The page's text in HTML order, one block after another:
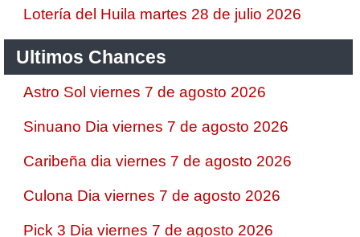
Lotería del Huila martes 28 de julio 2026
Ultimos Chances
Astro Sol viernes 7 de agosto 2026
Sinuano Dia viernes 7 de agosto 2026
Caribeña dia viernes 7 de agosto 2026
Culona Dia viernes 7 de agosto 2026
Pick 3 Dia viernes 7 de agosto 2026